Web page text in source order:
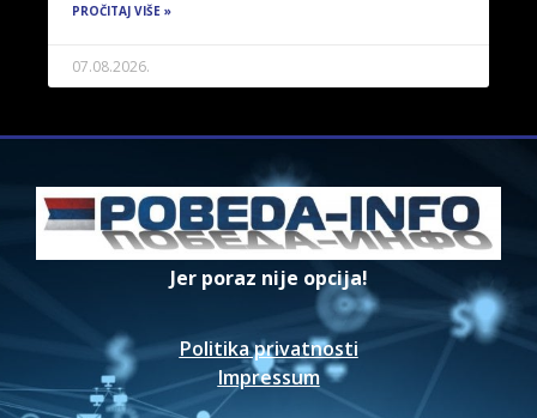
PROČITAJ VIŠE »
07.08.2026.
Jer poraz nije opcija!
Politika privatnosti
Impressum